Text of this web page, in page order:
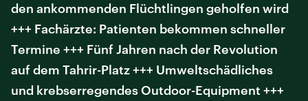
den ankommenden Flüchtlingen geholfen wird
+++ Fachärzte: Patienten bekommen schneller
Termine +++ Fünf Jahren nach der Revolution
auf dem Tahrir-Platz +++ Umweltschädliches
und krebserregendes Outdoor-Equipment +++